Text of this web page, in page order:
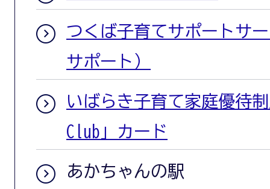
つくば子育てサポートサ
サポート）
いばらき子育て家庭優待
Club」カード
あかちゃんの駅